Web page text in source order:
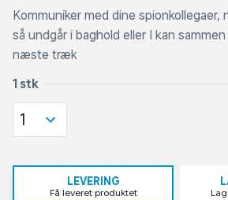
Kommuniker med dine spionkollegaer,
så undgår i baghold eller I kan
næste træk
1 stk
1
LEVERING
Få leveret produktet